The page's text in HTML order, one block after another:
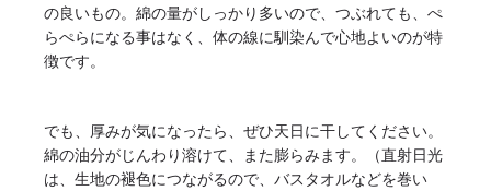
の良いもの。綿の量がしっかり多いので、つぶれても、ぺ
らぺらになる事はなく、体の線に馴染んで心地よいのが特
徴です。
でも、厚みが気になったら、ぜひ天日に干してください。
綿の油分がじんわり溶けて、また膨らみます。（直射日光
は、生地の褪色につながるので、バスタオルなどを巻い